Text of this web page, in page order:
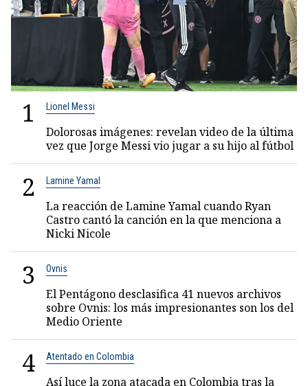
1 Lionel Messi
Dolorosas imágenes: revelan video de la última
vez que Jorge Messi vio jugar a su hijo al fútbol
2 Lamine Yamal
La reacción de Lamine Yamal cuando Ryan
Castro cantó la canción en la que menciona a
Nicki Nicole
3 Ovnis
El Pentágono desclasifica 41 nuevos archivos
sobre Ovnis: los más impresionantes son los del
Medio Oriente
4 Atentado en Colombia
Así luce la zona atacada en Colombia tras la